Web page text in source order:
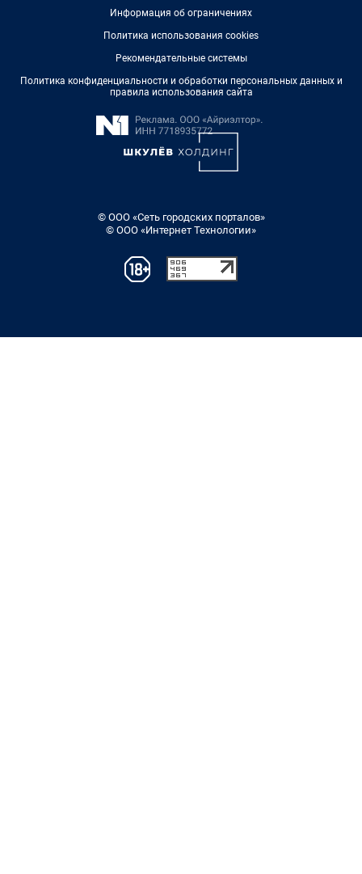
Информация об ограничениях
Политика использования cookies
Рекомендательные системы
Политика конфиденциальности и обработки персональных данных и
правила использования сайта
© ООО «Сеть городских порталов»
© ООО «Интернет Технологии»